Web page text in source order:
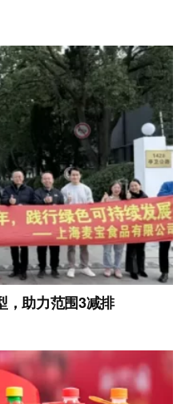
，助力范围3减排